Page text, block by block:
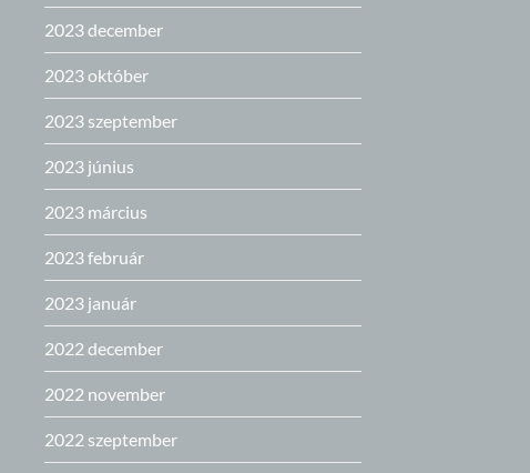
2023 december
2023 október
2023 szeptember
2023 június
2023 március
2023 február
2023 január
2022 december
2022 november
2022 szeptember